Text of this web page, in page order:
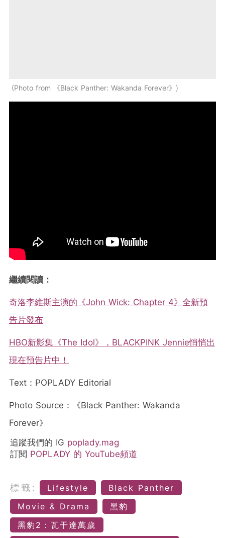
Photo from 《Black Panther: Wakanda Forever》
繼續閱讀：
奇洛李維斯主演的《John Wick: Chapter 4》全新預
告片發布
HBO新影集《The Idol》，BLACKPINK Jennie悄悄出
現在預告片中！
Text：POPLADY Editorial
Photo Source：《Black Panther: Wakanda
Forever》
追蹤我們的 IG poplady.mag
訂閱 POPLADY 的 YouTube頻道
標籤: Lifestyle
Black Panther
Movie & Drama
黑豹
黑豹2：瓦干達萬歲